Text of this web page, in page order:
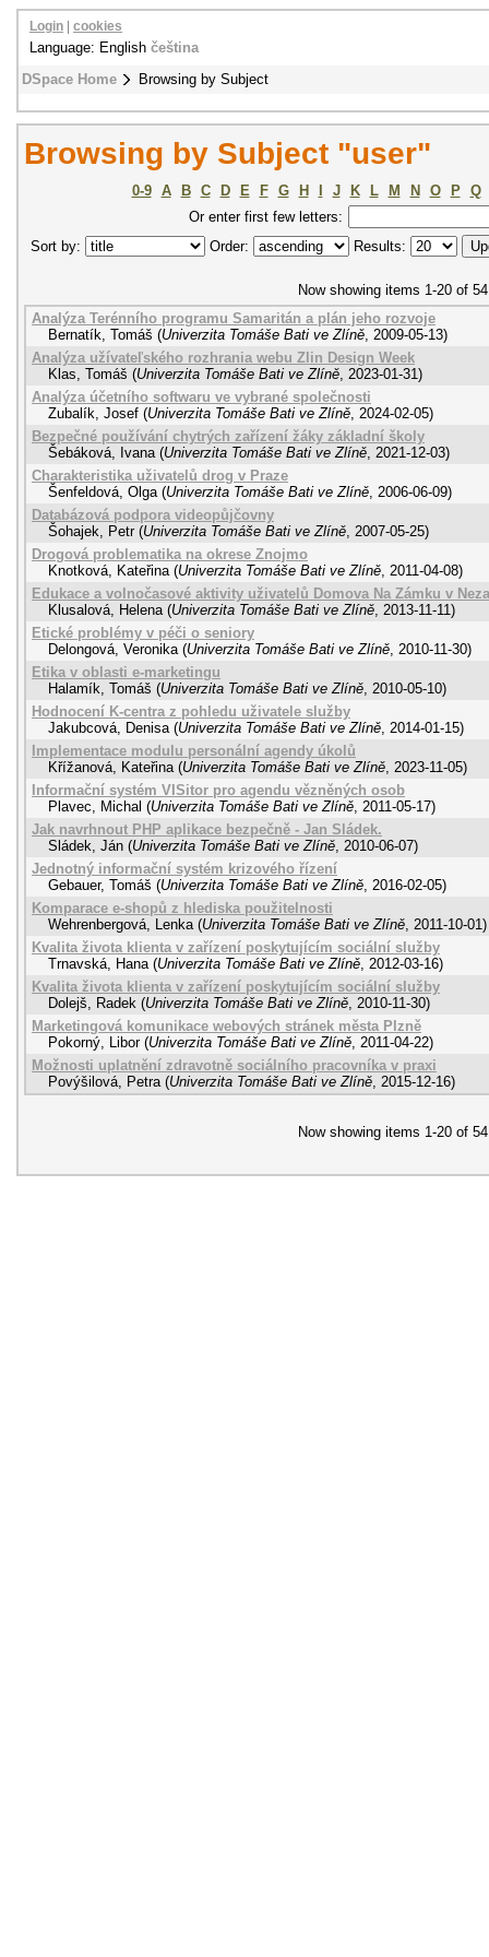
DSpace Home Browsing by Subject
Login cookies
Language: English čeština
Browsing by Subject "user"
0-9 A B C D E F G H J K L M N O P
Q
Or enter first few letters:
Sort by:
Order: Results:
Now showing items 1-20 of 54
Analýza Terénního programu Samaritán a plán jeho rozvoje
Bernatík, Tomáš (Univerzita Tomáše Bati ve Zlíně, 2009-05-13)
Analýza užívateľského rozhrania webu Zlin Design Week
Klas, Tomáš (Univerzita Tomáše Bati ve Zlíně, 2023-01-31)
Analýza účetního softwaru ve vybrané společnosti
Zubalík, Josef (Univerzita Tomáše Bati ve Zlíně, 2024-02-05)
Bezpečné používání chytrých zařízení žáky základní školy
Šebáková, Ivana (Univerzita Tomáše Bati ve Zlíně, 2021-12-03)
Charakteristika uživatelů drog v Praze
Šenfeldová, Olga (Univerzita Tomáše Bati ve Zlíně, 2006-06-09)
Databázová podpora videopůjčovny
Šohajek, Petr (Univerzita Tomáše Bati ve Zlíně, 2007-05-25)
Drogová problematika na okrese Znojmo
Knotková, Kateřina (Univerzita Tomáše Bati ve Zlíně, 2011-04-08)
Edukace a volnočasové aktivity uživatelů Domova Na Zámku v
Klusalová, Helena (Univerzita Tomáše Bati ve Zlíně, 2013-11-11)
Etické problémy v péči o seniory
Delongová, Veronika (Univerzita Tomáše Bati ve Zlíně, 2010-11-30)
Etika v oblasti e-marketingu
Halamík, Tomáš (Univerzita Tomáše Bati ve Zlíně, 2010-05-10)
Hodnocení K-centra z pohledu uživatele služby
Jakubcová, Denisa (Univerzita Tomáše Bati ve Zlíně, 2014-01-15)
Implementace modulu personální agendy úkolů
Křížanová, Kateřina (Univerzita Tomáše Bati ve Zlíně, 2023-11-05)
Informační systém VISitor pro agendu vězněných osob
Plavec, Michal (Univerzita Tomáše Bati ve Zlíně, 2011-05-17)
Jak navrhnout PHP aplikace bezpečně - Jan Sládek.
Sládek, Ján (Univerzita Tomáše Bati ve Zlíně, 2010-06-07)
Jednotný informační systém krizového řízení
Gebauer, Tomáš (Univerzita Tomáše Bati ve Zlíně, 2016-02-05)
Komparace e-shopů z hlediska použitelnosti
Wehrenbergová, Lenka (Univerzita Tomáše Bati ve Zlíně, 2011-10-01)
Kvalita života klienta v zařízení poskytujícím sociální služby
Trnavská, Hana (Univerzita Tomáše Bati ve Zlíně, 2012-03-16)
Kvalita života klienta v zařízení poskytujícím sociální služby
Dolejš, Radek (Univerzita Tomáše Bati ve Zlíně, 2010-11-30)
Marketingová komunikace webových stránek města Plzně
Pokorný, Libor (Univerzita Tomáše Bati ve Zlíně, 2011-04-22)
Možnosti uplatnění zdravotně sociálního pracovníka v praxi
Povýšilová, Petra (Univerzita Tomáše Bati ve Zlíně, 2015-12-16)
Now showing items 1-20 of 54